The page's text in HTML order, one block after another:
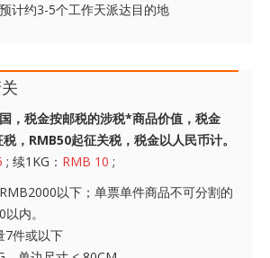
计约3-5个工作天派达目的地
，税金按邮税的涉税*商品价值，税金
，RMB50起征关税，税金以人民币计。
; 续1KG： RMB 10 ;
以下；单票单件商品不可分割的
内。
7件或以下